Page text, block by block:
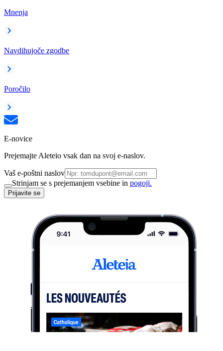
Mnenja
Navdihujoče zgodbe
Poročilo
E-novice
Prejemajte Aleteio vsak dan na svoj e-naslov.
Vaš e-poštni naslov
Strinjam se s prejemanjem vsebine in pogoji.
Prijavite se